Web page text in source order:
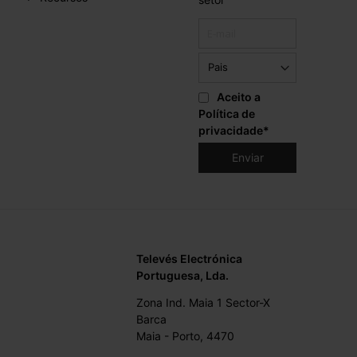
Aceito a
Política de
privacidade*
Televés Electrónica
Portuguesa, Lda.
Zona Ind. Maia 1 Sector-X
Barca
Maia - Porto, 4470